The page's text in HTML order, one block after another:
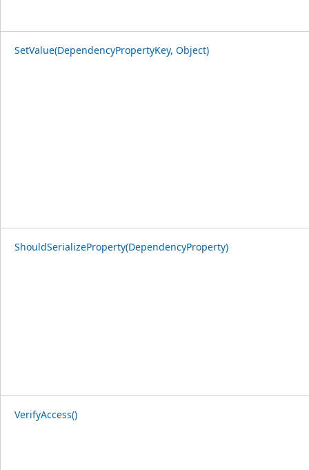
SetValue(DependencyPropertyKey, Object)
ShouldSerializeProperty(DependencyProperty)
VerifyAccess()